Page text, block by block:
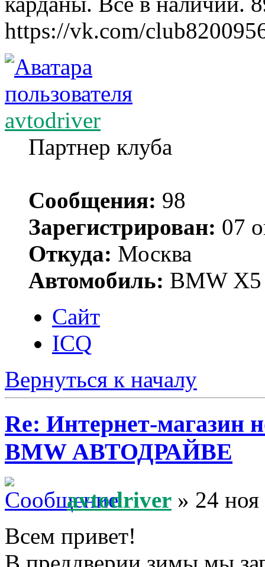
https://vk.com/
avtodriver
Партнер клуба
Сообщения: 98
Зарегистрирован: 07
Откуда: Москва
Автомобиль: BMW X5
Сайт
ICQ
Вернуться к началу
Re: Интернет-магазин
BMW АВТОДРАЙВЕ
avtodriver » 24
Всем привет!